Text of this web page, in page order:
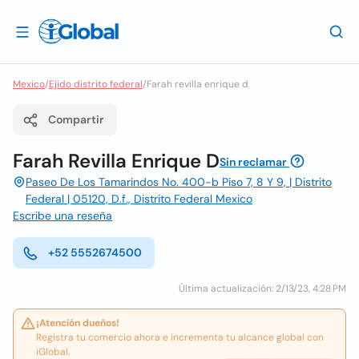
Mexico/Ejido distrito federal/Farah revilla enrique d
Compartir
Farah Revilla Enrique DSin reclamar
Paseo De Los Tamarindos No. 400-b Piso 7, 8 Y 9, | Distrito
Federal | 05120, D.f., Distrito Federal Mexico
Escribe una reseña
+52 5552674500
Última actualización: 2/13/23, 4:28 PM
¡Atención dueños!
Registra tu comercio ahora e incrementa tu alcance global con
iGlobal.